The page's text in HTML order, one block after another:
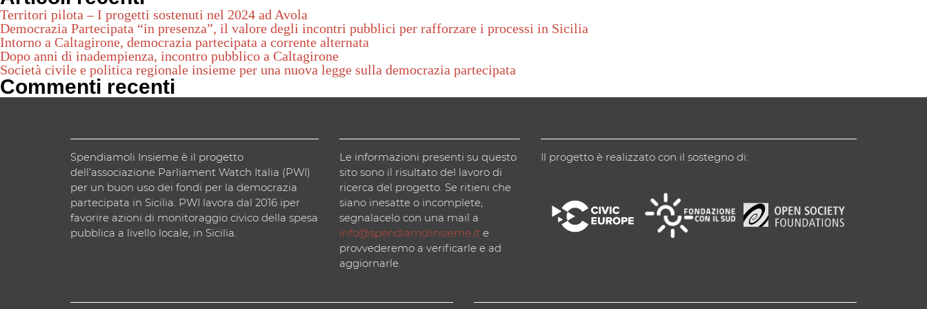
Territori pilota – I progetti sostenuti nel 2024 ad Avola
Democrazia Partecipata “in presenza”, il valore degli incontri pubblici per rafforzare i processi in Sicilia
Intorno a Caltagirone, democrazia partecipata a corrente alternata
Dopo anni di inadempienza, incontro pubblico a Caltagirone
Società civile e politica regionale insieme per una nuova legge sulla democrazia partecipata
Commenti recenti
Spendiamoli Insieme è il progetto
dell’associazione Parliament Watch Italia (PWI)
per un buon uso dei fondi per la democrazia
partecipata in Sicilia. PWI lavora dal 2016 iper
favorire azioni di monitoraggio civico della spesa
pubblica a livello locale, in Sicilia.
Le informazioni presenti su questo
sito sono il risultato del lavoro di
ricerca del progetto. Se ritieni che
siano inesatte o incomplete,
segnalacelo con una mail a
info@spendiamolinsieme.ite
provvederemo a verificarle e ad
aggiornarle.
Il progetto è realizzato con il sostegno di: